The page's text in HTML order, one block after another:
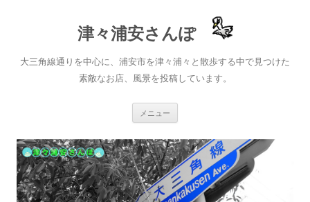
津々浦安さんぽ
大三角線通りを中心に、浦安市を津々浦々と散歩する中で見つけた
素敵なお店、風景を投稿しています。
メニュー
ン
ツ
へ
ス
キ
ッ
プ